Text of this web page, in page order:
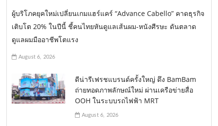
ผู้บริโภคยุคใหม่เปลี่ยนเกมแฮร์แคร์ “Advance Cabello” คาดธุรกิจ
เติบโต 20% ในปีนี้ ชี้คนไทยหันดูแลเส้นผม-หนังศีรษะ ดันตลาด
ดูแลผมมืออาชีพโตแรง
August 6, 2026
ดีน่ารีเฟรชแบรนด์ครั้งใหญ่ ดึง BamBam
ถ่ายทอดภาพลักษณ์ใหม่ ผ่านเครือข่ายสื่อ
OOH ในระบบรถไฟฟ้า MRT
August 6, 2026